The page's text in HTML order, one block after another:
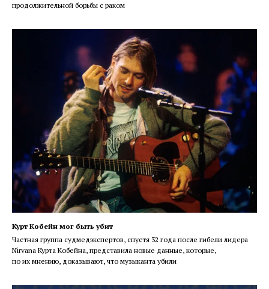
продолжительной борьбы с раком
Курт Кобейн мог быть убит
Частная группа судмедэкспертов, спустя 32 года после гибели лидера
Nirvana Курта Кобейна, представила новые данные, которые,
по их мнению, доказывают, что музыканта убили